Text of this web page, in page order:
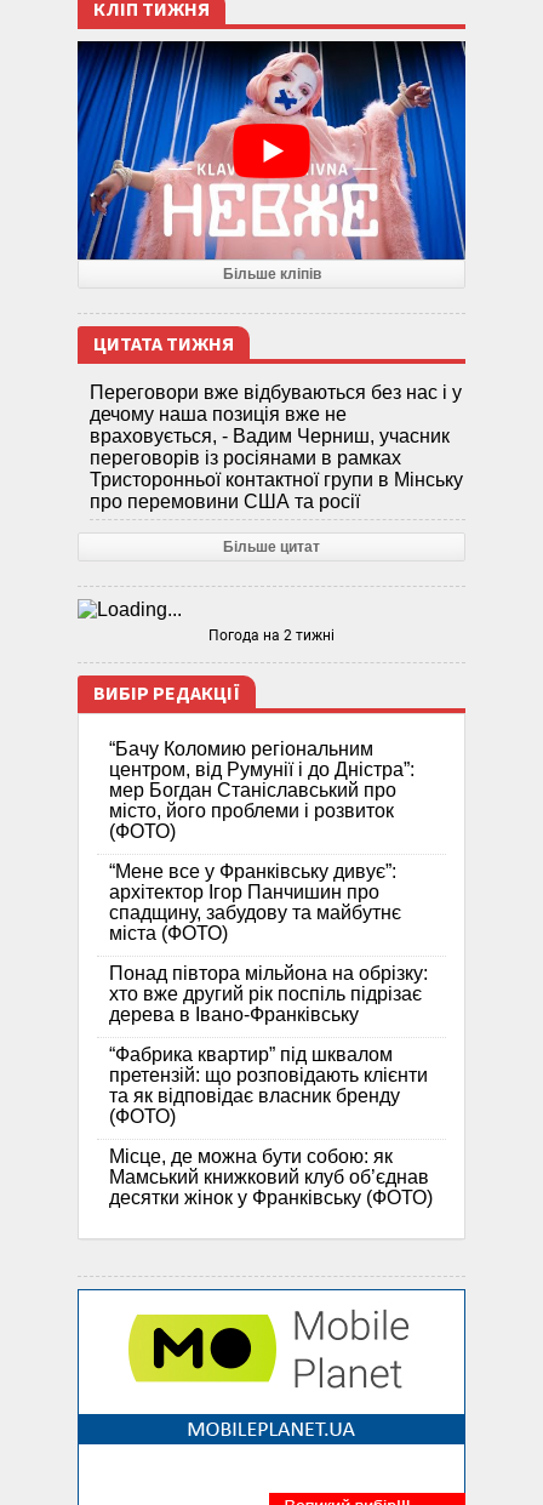
КЛІП ТИЖНЯ
Більше кліпів
ЦИТАТА ТИЖНЯ
Переговори вже відбуваються без нас і у
дечому наша позиція вже не
враховується, - Вадим Черниш, учасник
переговорів із росіянами в рамках
Тристоронньої контактної групи в Мінську
про перемовини США та росії
Більше цитат
Погода на 2 тижні
ВИБІР РЕДАКЦІЇ
“Бачу Коломию регіональним
центром, від Румунії і до Дністра”:
мер Богдан Станіславський про
місто, його проблеми і розвиток
(ФОТО)
“Мене все у Франківську дивує”:
архітектор Ігор Панчишин про
спадщину, забудову та майбутнє
міста (ФОТО)
Понад півтора мільйона на обрізку:
хто вже другий рік поспіль підрізає
дерева в Івано-Франківську
“Фабрика квартир” під шквалом
претензій: що розповідають клієнти
та як відповідає власник бренду
(ФОТО)
Місце, де можна бути собою: як
Мамський книжковий клуб об’єднав
десятки жінок у Франківську (ФОТО)